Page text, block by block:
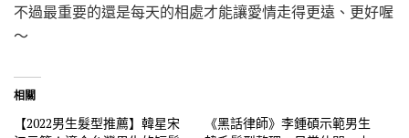
不過最重要的還是每天的相處才能讓愛情走得更遠、更好喔
～
相關
【2022男生髮型推薦】韓星宋
《黑話律師》李鍾碩示範男生